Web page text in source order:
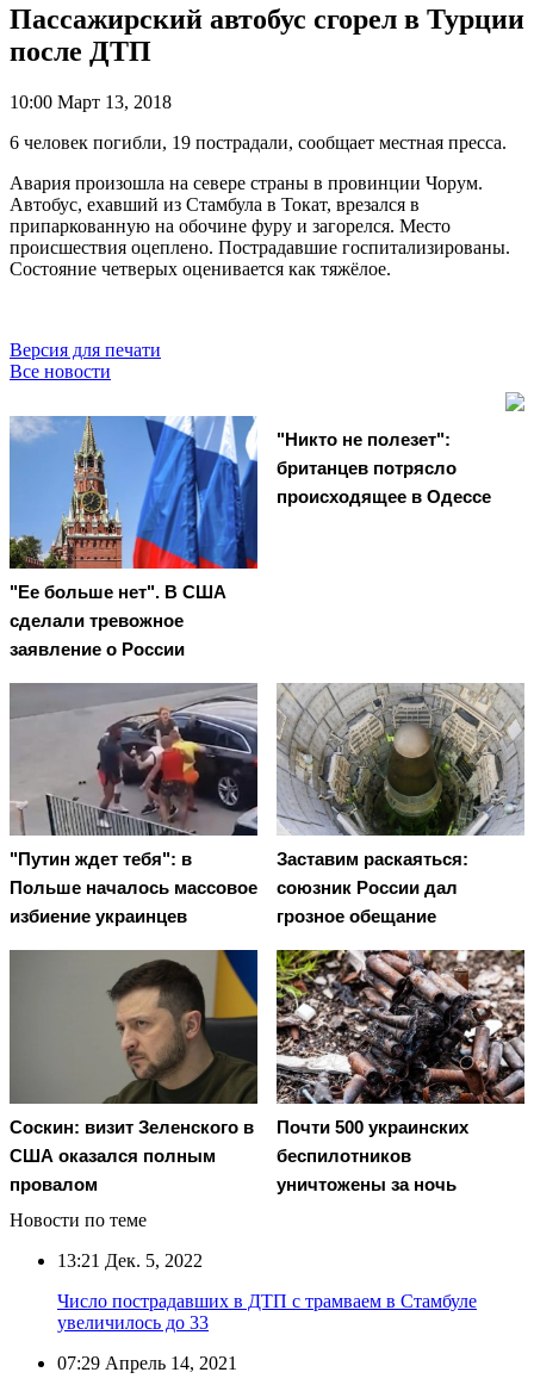
Пассажирский автобус сгорел в Турции
после ДТП
10:00 Март 13, 2018
6 человек погибли, 19 пострадали, сообщает местная пресса.
Авария произошла на севере страны в провинции Чорум.
Автобус, ехавший из Стамбула в Токат, врезался в
припаркованную на обочине фуру и загорелся. Место
происшествия оцеплено. Пострадавшие госпитализированы.
Состояние четверых оценивается как тяжёлое.
Версия для печати
Все новости
"Ее больше нет". В США
сделали тревожное
заявление о России
"Никто не полезет":
британцев потрясло
происходящее в Одессе
"Путин ждет тебя": в
Польше началось массовое
избиение украинцев
Заставим раскаяться:
союзник России дал
грозное обещание
Соскин: визит Зеленского в
США оказался полным
провалом
Почти 500 украинских
беспилотников
уничтожены за ночь
Новости по теме
13:21 Дек. 5, 2022
Число пострадавших в ДТП с трамваем в Стамбуле
увеличилось до 33
07:29 Апрель 14, 2021